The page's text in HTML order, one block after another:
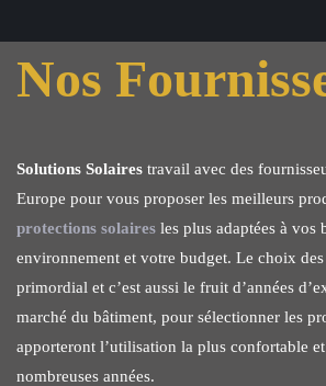
Nos
Solutions Solaires travail avec des
Europe pour vous proposer les meilleurs
protections solaires les plus adaptées à vos
environnement et votre budget. Le choix
primordial et c’est aussi le fruit d’années
marché du bâtiment, pour sélectionner les
apporteront l’utilisation la plus confortable
nombreuses années.